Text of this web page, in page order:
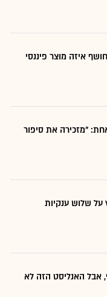
איזה מוצר פיננסי
"מזכירה את סיפור
על שלוש ענקיות
אבל האנליסט הזה לא